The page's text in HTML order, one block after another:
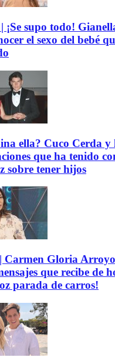
¡Se supo todo!
el sexo del bebé
ella? Cuco Cerda y
que ha tenido
sobre tener hijos
Carmen Gloria
que recibe de
parada de carros!